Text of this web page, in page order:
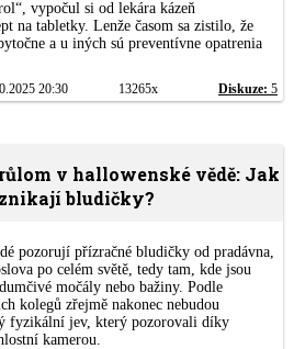
vypočul si od lekára kázeň
na tabletky. Lenže časom sa zistilo, že
a u iných sú preventívne opatrenia
20:30 13265x Diskuze: 5
v hallowenské vědě: Jak
bludičky?
pozorují přízračné bludičky od pradávna,
po celém světě, tedy tam, kde jsou
močály nebo bažiny. Podle
kolegů zřejmě nakonec nebudou
fyzikální jev, který pozorovali díky
kamerou.